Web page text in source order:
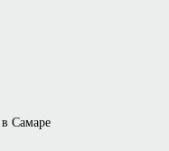
Самаре